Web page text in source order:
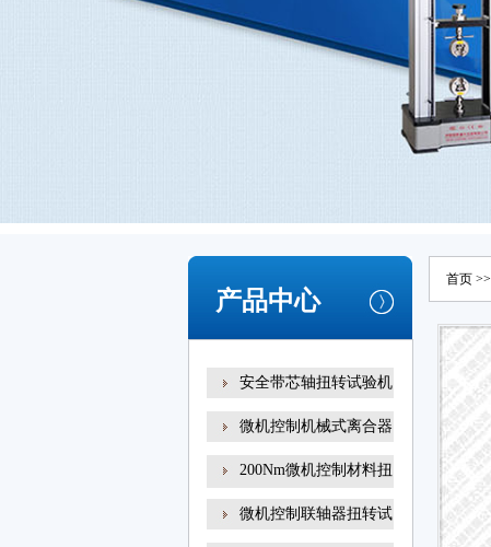
产品中心
安全带芯轴扭转试验机
微机控制机械式离合器
200Nm微机控制材料扭
微机控制联轴器扭转试
首页 >>